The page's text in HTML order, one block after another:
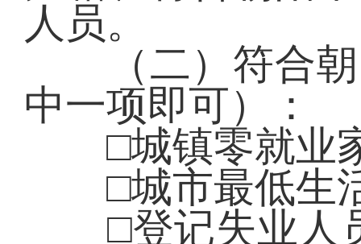
人员。
（二）符合朝
中一项即可）：
□城镇零就业
□城市最低生
□登记失业人员